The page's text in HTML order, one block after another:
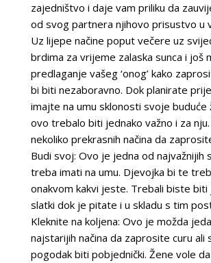
zajedništvo i daje vam priliku da
od svog partnera njihovo prisustvo u
Uz lijepe načine poput večere uz
brdima za vrijeme zalaska sunca i još
predlaganje vašeg ‘onog’ kako
bi biti nezaboravno. Dok planirate
imajte na umu sklonosti svoje buduće
ovo trebalo biti jednako važno i za
nekoliko prekrasnih načina da
Budi svoj: Ovo je jedna od najvažnijih
treba imati na umu. Djevojka bi te
onakvom kakvi jeste. Trebali biste biti
slatki dok je pitate i u skladu s tim
Kleknite na koljena: Ovo je možda
najstarijih načina da zaprosite curu ali
pogodak biti pobjednički. Žene vole